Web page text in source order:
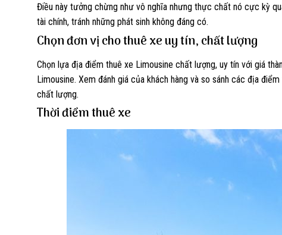
Điều này tưởng chừng như vô nghĩa nhưng thực chất nó cực kỳ
tài chính, tránh những phát sinh không đáng có.
Chọn đơn vị cho thuê xe uy tín, chất lượng
Chọn lựa địa điểm thuê xe Limousine chất lượng, uy tín với giá
Limousine. Xem đánh giá của khách hàng và so sánh các địa
chất lượng.
Thời điểm thuê xe